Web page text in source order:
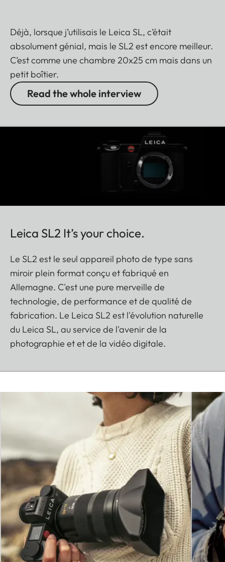
Déjà, lorsque j’utilisais le Leica SL, c’était
absolument génial, mais le SL2 est encore meilleur.
C’est comme une chambre 20x25 cm mais dans un
petit boîtier.
Read the whole interview
Leica SL2 It’s your choice.
Le SL2 est le seul appareil photo de type sans
miroir plein format conçu et fabriqué en
Allemagne. C'est une pure merveille de
technologie, de performance et de qualité de
fabrication. Le Leica SL2 est l'évolution naturelle
du Leica SL, au service de l'avenir de la
photographie et et de la vidéo digitale.